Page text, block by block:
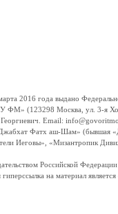
2016 года выдано
ФМ» (123298 Москва, ул. 3-я
Email:
Фатх аш-Шам» (бывшая
Иеговы», «Мизантропик
Российской
на материал